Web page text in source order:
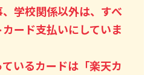
学校関係以外は、すべ
ード支払いにしていま
いるカードは「楽天カ